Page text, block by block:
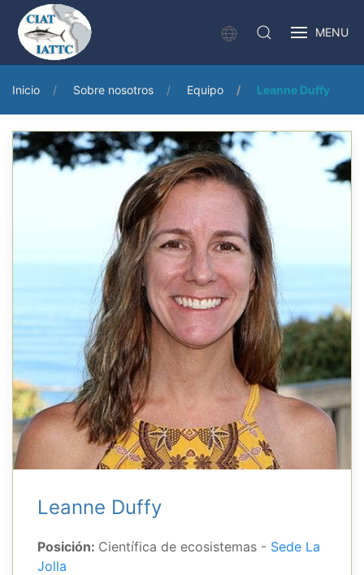
MENU
Inicio Sobre nosotros Equipo Leanne Duffy
Leanne Duffy
Posición: Científica de ecosistemas - Sede La
Jolla